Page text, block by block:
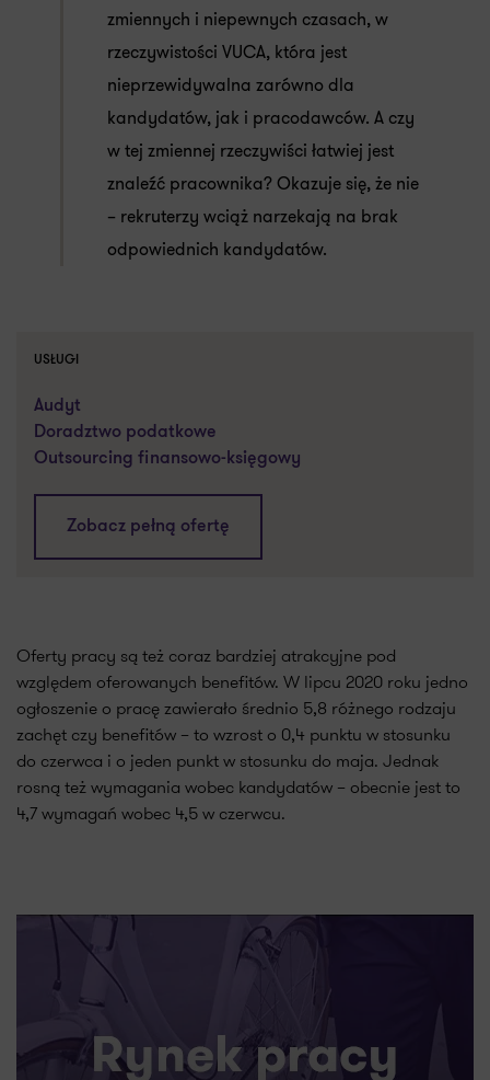
zmiennych i niepewnych czasach, w
rzeczywistości VUCA, która jest
nieprzewidywalna zarówno dla
kandydatów, jak i pracodawców. A czy
w tej zmiennej rzeczywiści łatwiej jest
znaleźć pracownika? Okazuje się, że nie
– rekruterzy wciąż narzekają na brak
odpowiednich kandydatów.
USŁUGI
Audyt
Doradztwo podatkowe
Outsourcing finansowo-księgowy
Zobacz pełną ofertę
Oferty pracy są też coraz bardziej atrakcyjne pod
względem oferowanych benefitów. W lipcu 2020 roku jedno
ogłoszenie o pracę zawierało średnio 5,8 różnego rodzaju
zachęt czy benefitów – to wzrost o 0,4 punktu w stosunku
do czerwca i o jeden punkt w stosunku do maja. Jednak
rosną też wymagania wobec kandydatów – obecnie jest to
4,7 wymagań wobec 4,5 w czerwcu.